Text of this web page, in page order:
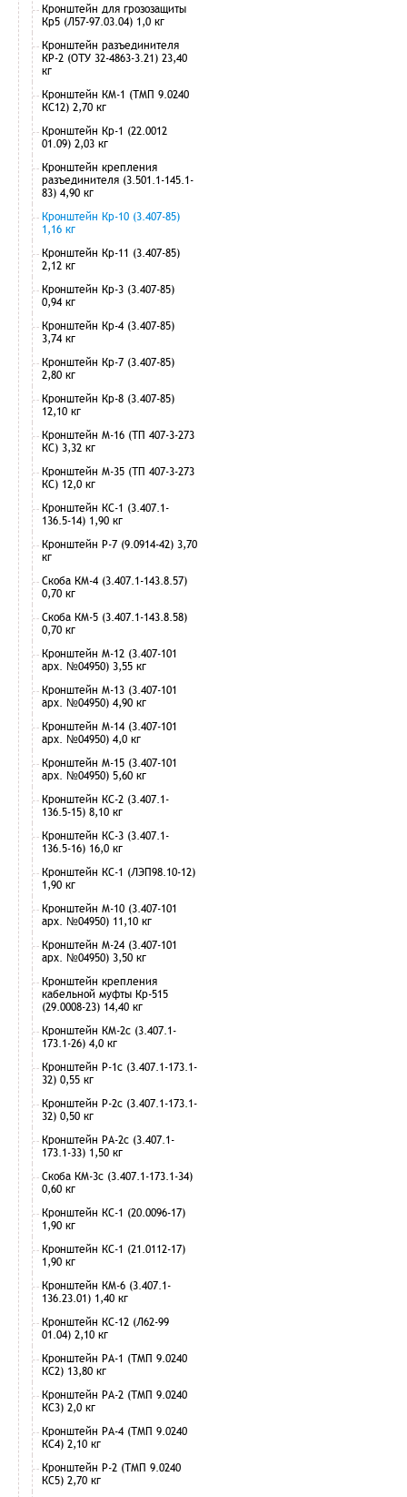
Кронштейн для грозозащиты
Кр5 (Л57-97.03.04) 1,0 кг
Кронштейн разъединителя
КР-2 (ОТУ 32-4863-3.21) 23,40
кг
Кронштейн КМ-1 (ТМП 9.0240
КС12) 2,70 кг
Кронштейн Кр-1 (22.0012
01.09) 2,03 кг
Кронштейн крепления
разъединителя (3.501.1-145.1-
83) 4,90 кг
Кронштейн Кр-10 (3.407-85)
1,16 кг
Кронштейн Кр-11 (3.407-85)
2,12 кг
Кронштейн Кр-3 (3.407-85)
0,94 кг
Кронштейн Кр-4 (3.407-85)
3,74 кг
Кронштейн Кр-7 (3.407-85)
2,80 кг
Кронштейн Кр-8 (3.407-85)
12,10 кг
Кронштейн М-16 (ТП 407-3-273
КС) 3,32 кг
Кронштейн М-35 (ТП 407-3-273
КС) 12,0 кг
Кронштейн КС-1 (3.407.1-
136.5-14) 1,90 кг
Кронштейн Р-7 (9.0914-42) 3,70
кг
Скоба КМ-4 (3.407.1-143.8.57)
0,70 кг
Скоба КМ-5 (3.407.1-143.8.58)
0,70 кг
Кронштейн М-12 (3.407-101
арх. №04950) 3,55 кг
Кронштейн М-13 (3.407-101
арх. №04950) 4,90 кг
Кронштейн М-14 (3.407-101
арх. №04950) 4,0 кг
Кронштейн М-15 (3.407-101
арх. №04950) 5,60 кг
Кронштейн КС-2 (3.407.1-
136.5-15) 8,10 кг
Кронштейн КС-3 (3.407.1-
136.5-16) 16,0 кг
Кронштейн КС-1 (ЛЭП98.10-12)
1,90 кг
Кронштейн М-10 (3.407-101
арх. №04950) 11,10 кг
Кронштейн М-24 (3.407-101
арх. №04950) 3,50 кг
Кронштейн крепления
кабельной муфты Кр-515
(29.0008-23) 14,40 кг
Кронштейн КМ-2с (3.407.1-
173.1-26) 4,0 кг
Кронштейн Р-1с (3.407.1-173.1-
32) 0,55 кг
Кронштейн Р-2с (3.407.1-173.1-
32) 0,50 кг
Кронштейн РА-2с (3.407.1-
173.1-33) 1,50 кг
Скоба КМ-3с (3.407.1-173.1-34)
0,60 кг
Кронштейн КС-1 (20.0096-17)
1,90 кг
Кронштейн КС-1 (21.0112-17)
1,90 кг
Кронштейн КМ-6 (3.407.1-
136.23.01) 1,40 кг
Кронштейн КС-12 (Л62-99
01.04) 2,10 кг
Кронштейн РА-1 (ТМП 9.0240
КС2) 13,80 кг
Кронштейн РА-2 (ТМП 9.0240
КС3) 2,0 кг
Кронштейн РА-4 (ТМП 9.0240
КС4) 2,10 кг
Кронштейн Р-2 (ТМП 9.0240
КС5) 2,70 кг